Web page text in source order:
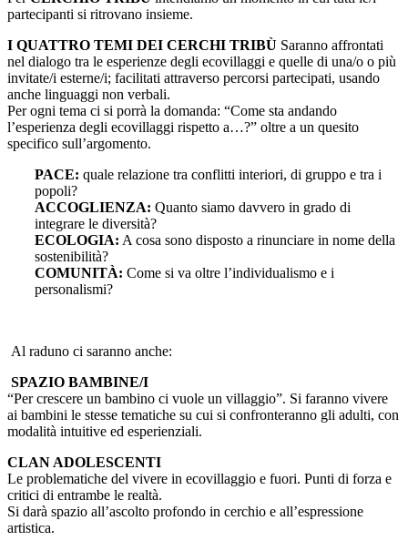
partecipanti si ritrovano insieme.
I QUATTRO TEMI DEI CERCHI TRIBÙ Saranno affrontati
nel dialogo tra le esperienze degli ecovillaggi e quelle di una/o o più
invitate/i esterne/i; facilitati attraverso percorsi partecipati, usando
anche linguaggi non verbali.
Per ogni tema ci si porrà la domanda: “Come sta andando
l’esperienza degli ecovillaggi rispetto a…?” oltre a un quesito
specifico sull’argomento.
PACE: quale relazione tra conflitti interiori, di gruppo e tra i
popoli?
ACCOGLIENZA: Quanto siamo davvero in grado di
integrare le diversità?
ECOLOGIA: A cosa sono disposto a rinunciare in nome della
sostenibilità?
COMUNITÀ: Come si va oltre l’individualismo e i
personalismi?
Al raduno ci saranno anche:
SPAZIO BAMBINE/I
“Per crescere un bambino ci vuole un villaggio”. Si faranno vivere
ai bambini le stesse tematiche su cui si confronteranno gli adulti, con
modalità intuitive ed esperienziali.
CLAN ADOLESCENTI
Le problematiche del vivere in ecovillaggio e fuori. Punti di forza e
critici di entrambe le realtà.
Si darà spazio all’ascolto profondo in cerchio e all’espressione
artistica.